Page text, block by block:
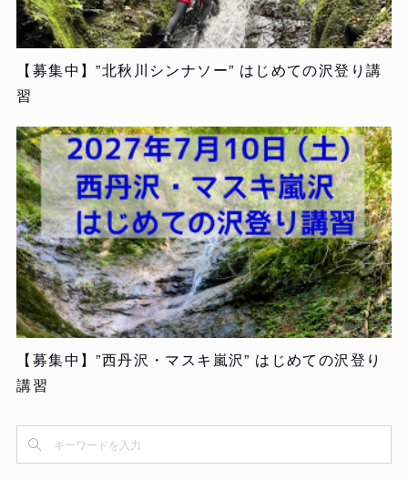
【募集中】”北秋川シンナソー” はじめての沢登り講
習
【募集中】”西丹沢・マスキ嵐沢” はじめての沢登り
講習